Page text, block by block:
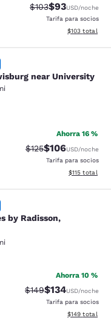
Precio tachado:
$103Precio con
$93USD/noche
Tarifa para socios
Ver detalles
$103 total
near
near University
Excelente. 1011 reseñas
Ahorra 16 %
Precio tachado:
$125Precio con
$106USD/noche
Tarifa para socios
Ver detalles
$115 total
Radisson,
by Radisson,
Excepcional. 592
Ahorra 10 %
Precio tachado:
$149Precio con
$134USD/noche
Tarifa para socios
Ver detalles
$149 total